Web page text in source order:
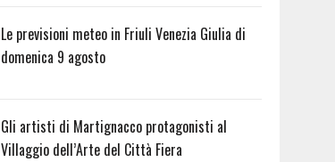
Le previsioni meteo in Friuli Venezia Giulia di
domenica 9 agosto
Gli artisti di Martignacco protagonisti al
Villaggio dell’Arte del Città Fiera